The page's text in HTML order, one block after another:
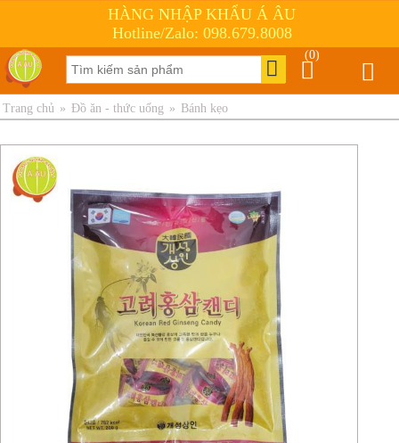
HÀNG NHẬP KHẨU Á ÂU
Hotline/Zalo: 098.679.8008
(0)
Trang chủ » Đồ ăn - thức uống » Bánh kẹo